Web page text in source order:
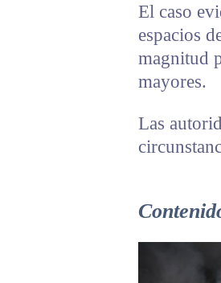
El caso
espacios
magnitud
mayores.
Las